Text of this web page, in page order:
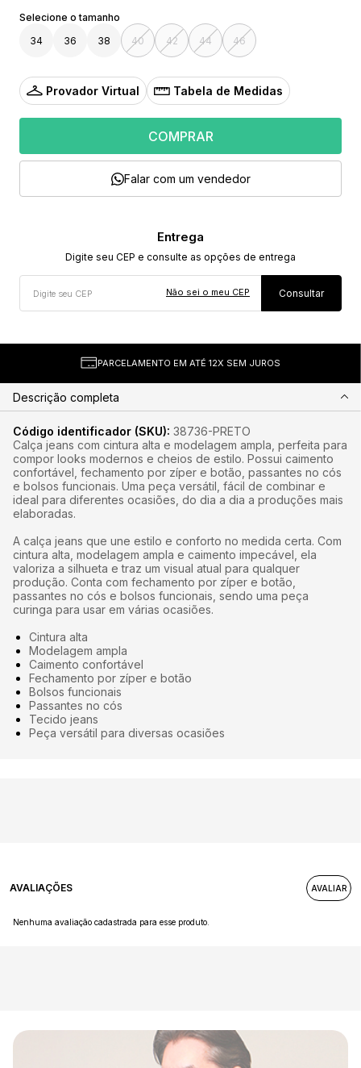
34 36 38 40 42 44 46
Provador Virtual Tabela de Medidas
COMPRAR
Falar com um vendedor
Não sei o meu CEP
PARCELAMENTO EM ATÉ 12X SEM JUROS
Descrição completa
Código identificador (SKU): 38736-PRETO
Calça jeans com cintura alta e modelagem ampla, perfeita para
compor looks modernos e cheios de estilo. Possui caimento
confortável, fechamento por zíper e botão, passantes no cós
e bolsos funcionais. Uma peça versátil, fácil de combinar e
ideal para diferentes ocasiões, do dia a dia a produções mais
elaboradas.
A calça jeans que une estilo e conforto no medida certa. Com
cintura alta, modelagem ampla e caimento impecável, ela
valoriza a silhueta e traz um visual atual para qualquer
produção. Conta com fechamento por zíper e botão,
passantes no cós e bolsos funcionais, sendo uma peça
curinga para usar em várias ocasiões.
Cintura alta
Modelagem ampla
Caimento confortável
Fechamento por zíper e botão
Bolsos funcionais
Passantes no cós
Tecido jeans
Peça versátil para diversas ocasiões
AVALIAÇÕES
Nenhuma avaliação cadastrada para esse produto.